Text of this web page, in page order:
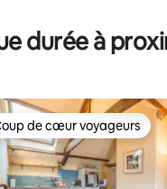
durée à
de cœur voyageurs les
de cœur voyageurs